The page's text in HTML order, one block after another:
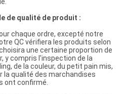
de qualité de produit :
chaque ordre, excepté notre
QC vérifiera les produits selon
une certaine proportion de
y compris l'inspection de la
de la couleur, du petit pain mis,
la qualité des marchandises
ont confirmé.